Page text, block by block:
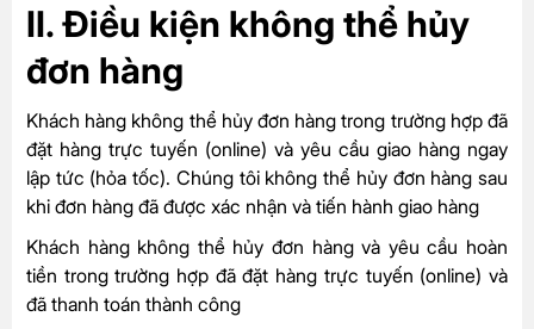
II. Điều kiện không thể hủy
đơn hàng
Khách hàng không thể hủy đơn hàng trong trường hợp đã
đặt hàng trực tuyến (online) và yêu cầu giao hàng ngay
lập tức (hỏa tốc). Chúng tôi không thể hủy đơn hàng sau
khi đơn hàng đã được xác nhận và tiến hành giao hàng
Khách hàng không thể hủy đơn hàng và yêu cầu hoàn
tiền trong trường hợp đã đặt hàng trực tuyến (online) và
đã thanh toán thành công